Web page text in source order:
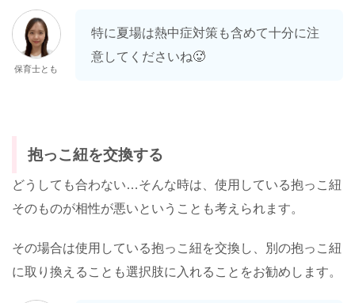
保育士とも
特に夏場は熱中症対策も含めて十分に注
意してくださいね🥵
抱っこ紐を交換する
どうしても合わない…そんな時は、使用している抱っこ紐
そのものが相性が悪いということも考えられます。
その場合は使用している抱っこ紐を交換し、別の抱っこ紐
に取り換えることも選択肢に入れることをお勧めします。